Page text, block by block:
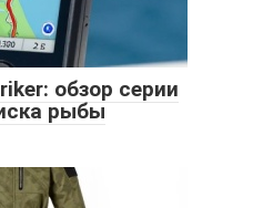
обзор серии
рыбы